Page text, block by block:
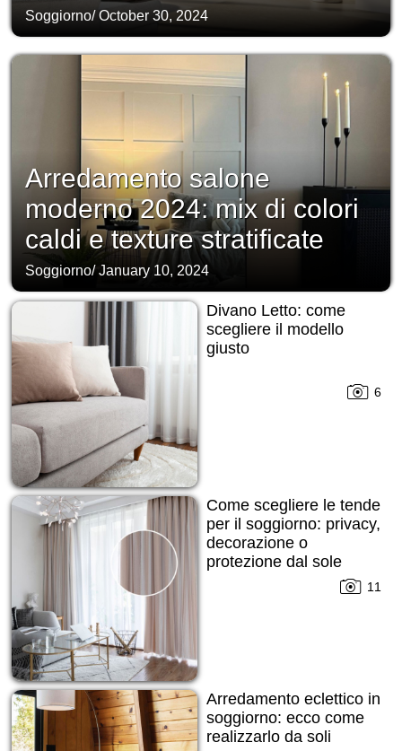
Soggiorno/October 30, 2024
Arredamento salone
moderno 2024: mix di colori
caldi e texture stratificate
Soggiorno/January 10, 2024
Divano Letto: come
scegliere il modello
giusto
6
Come scegliere le tende
per il soggiorno: privacy,
decorazione o
protezione dal sole
11
Arredamento eclettico in
soggiorno: ecco come
realizzarlo da soli